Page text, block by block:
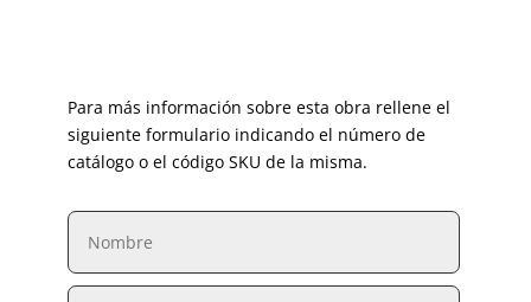
Para más información sobre esta obra rellene el
siguiente formulario indicando el número de
catálogo o el código SKU de la misma.